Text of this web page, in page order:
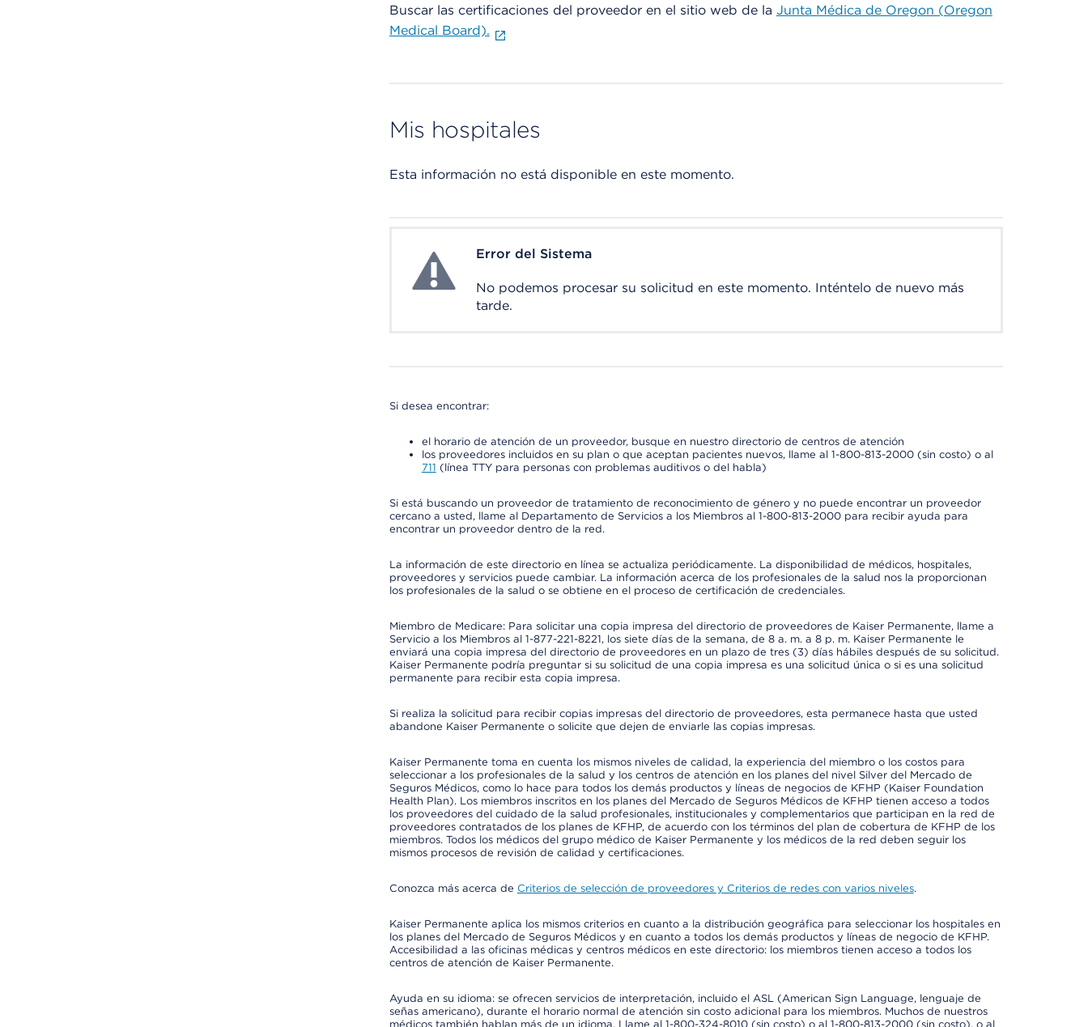
Buscar las certificaciones del proveedor en el sitio web de la Junta Médica de Oregon (Oregon
Medical Board).
Mis hospitales
Esta información no está disponible en este momento.
System ErrorError del Sistema
No podemos procesar su solicitud en este momento. Inténtelo de nuevo más
tarde.
Si desea encontrar:
el horario de atención de un proveedor, busque en nuestro directorio de centros de atención
los proveedores incluidos en su plan o que aceptan pacientes nuevos, llame al 1-800-813-2000 (sin costo) o al
711 (línea TTY para personas con problemas auditivos o del habla)
Si está buscando un proveedor de tratamiento de reconocimiento de género y no puede encontrar un proveedor
cercano a usted, llame al Departamento de Servicios a los Miembros al 1-800-813-2000 para recibir ayuda para
encontrar un proveedor dentro de la red.
La información de este directorio en línea se actualiza periódicamente. La disponibilidad de médicos, hospitales,
proveedores y servicios puede cambiar. La información acerca de los profesionales de la salud nos la proporcionan
los profesionales de la salud o se obtiene en el proceso de certificación de credenciales.
Miembro de Medicare: Para solicitar una copia impresa del directorio de proveedores de Kaiser Permanente, llame a
Servicio a los Miembros al 1-877-221-8221, los siete días de la semana, de 8 a. m. a 8 p. m. Kaiser Permanente le
enviará una copia impresa del directorio de proveedores en un plazo de tres (3) días hábiles después de su solicitud.
Kaiser Permanente podría preguntar si su solicitud de una copia impresa es una solicitud única o si es una solicitud
permanente para recibir esta copia impresa.
Si realiza la solicitud para recibir copias impresas del directorio de proveedores, esta permanece hasta que usted
abandone Kaiser Permanente o solicite que dejen de enviarle las copias impresas.
Kaiser Permanente toma en cuenta los mismos niveles de calidad, la experiencia del miembro o los costos para
seleccionar a los profesionales de la salud y los centros de atención en los planes del nivel Silver del Mercado de
Seguros Médicos, como lo hace para todos los demás productos y líneas de negocios de KFHP (Kaiser Foundation
Health Plan). Los miembros inscritos en los planes del Mercado de Seguros Médicos de KFHP tienen acceso a todos
los proveedores del cuidado de la salud profesionales, institucionales y complementarios que participan en la red de
proveedores contratados de los planes de KFHP, de acuerdo con los términos del plan de cobertura de KFHP de los
miembros. Todos los médicos del grupo médico de Kaiser Permanente y los médicos de la red deben seguir los
mismos procesos de revisión de calidad y certificaciones.
Conozca más acerca de Criterios de selección de proveedores y Criterios de redes con varios niveles.
Kaiser Permanente aplica los mismos criterios en cuanto a la distribución geográfica para seleccionar los hospitales en
los planes del Mercado de Seguros Médicos y en cuanto a todos los demás productos y líneas de negocio de KFHP.
Accesibilidad a las oficinas médicas y centros médicos en este directorio: los miembros tienen acceso a todos los
centros de atención de Kaiser Permanente.
Ayuda en su idioma: se ofrecen servicios de interpretación, incluido el ASL (American Sign Language, lenguaje de
señas americano), durante el horario normal de atención sin costo adicional para los miembros. Muchos de nuestros
médicos también hablan más de un idioma. Llame al 1-800-324-8010 (sin costo) o al 1-800-813-2000 (sin costo), o al